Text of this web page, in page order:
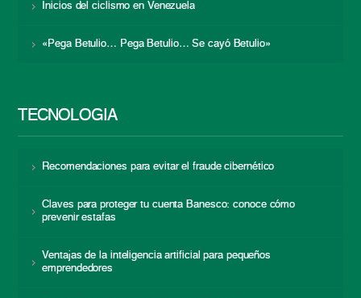
Inicios del ciclismo en Venezuela
«Pega Betulio… Pega Betulio… Se cayó Betulio»
TECNOLOGÍA
Recomendaciones para evitar el fraude cibernético
Claves para proteger tu cuenta Banesco: conoce cómo
prevenir estafas
Ventajas de la inteligencia artificial para pequeños
emprendedores